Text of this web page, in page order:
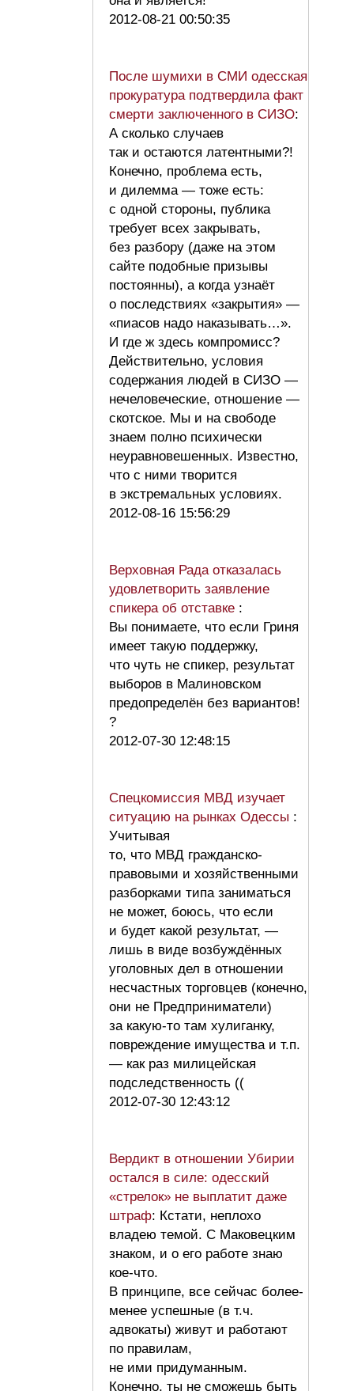
2012-08-21 00:50:35
После шумихи в СМИ одесская
прокуратура подтвердила факт
смерти заключенного в СИЗО:
А сколько случаев
так и остаются латентными?!
Конечно, проблема есть,
и дилемма — тоже есть:
с одной стороны, публика
требует всех закрывать,
без разбору (даже на этом
сайте подобные призывы
постоянны), а когда узнаёт
о последствиях «закрытия» —
«пиасов надо наказывать…».
И где ж здесь компромисс?
Действительно, условия
содержания людей в СИЗО —
нечеловеческие, отношение —
скотское. Мы и на свободе
знаем полно психически
неуравновешенных. Известно,
что с ними творится
в экстремальных условиях.
2012-08-16 15:56:29
Верховная Рада отказалась
удовлетворить заявление
спикера об отставке :
Вы понимаете, что если Гриня
имеет такую поддержку,
что чуть не спикер, результат
выборов в Малиновском
предопределён без вариантов!
?
2012-07-30 12:48:15
Спецкомиссия МВД изучает
ситуацию на рынках Одессы :
Учитывая
то, что МВД гражданско-
правовыми и хозяйственными
разборками типа заниматься
не может, боюсь, что если
и будет какой результат, —
лишь в виде возбуждённых
уголовных дел в отношении
несчастных торговцев (конечно,
они не Предприниматели)
за какую-то там хулиганку,
повреждение имущества и т.п.
— как раз милицейская
подследственность ((
2012-07-30 12:43:12
Вердикт в отношении Убирии
остался в силе: одесский
«стрелок» не выплатит даже
штраф: Кстати, неплохо
владею темой. С Маковецким
знаком, и о его работе знаю
кое-что.
В принципе, все сейчас более-
менее успешные (в т.ч.
адвокаты) живут и работают
по правилам,
не ими придуманным.
Конечно, ты не сможешь быть